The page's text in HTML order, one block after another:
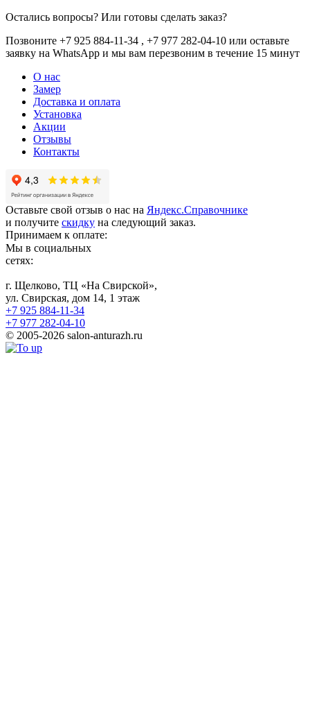
Остались вопросы? Или готовы сделать заказ?
Позвоните +7 925 884-11-34 , +7 977 282-04-10 или оставьте
заявку на WhatsApp и мы вам перезвоним в течение 15 минут
О нас
Замер
Доставка и оплата
Установка
Акции
Отзывы
Контакты
Оставьте свой отзыв о нас на Яндекс.Справочнике
и получите скидку на следующий заказ.
Принимаем к оплате:
Мы в социальных
сетях:
г. Щелково, ТЦ «На Свирской»,
ул. Свирская, дом 14, 1 этаж
+7 925 884-11-34
+7 977 282-04-10
© 2005-2026 salon-anturazh.ru